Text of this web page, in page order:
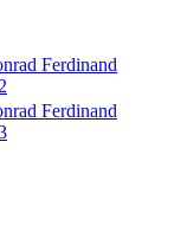
Ferdinand
Ferdinand